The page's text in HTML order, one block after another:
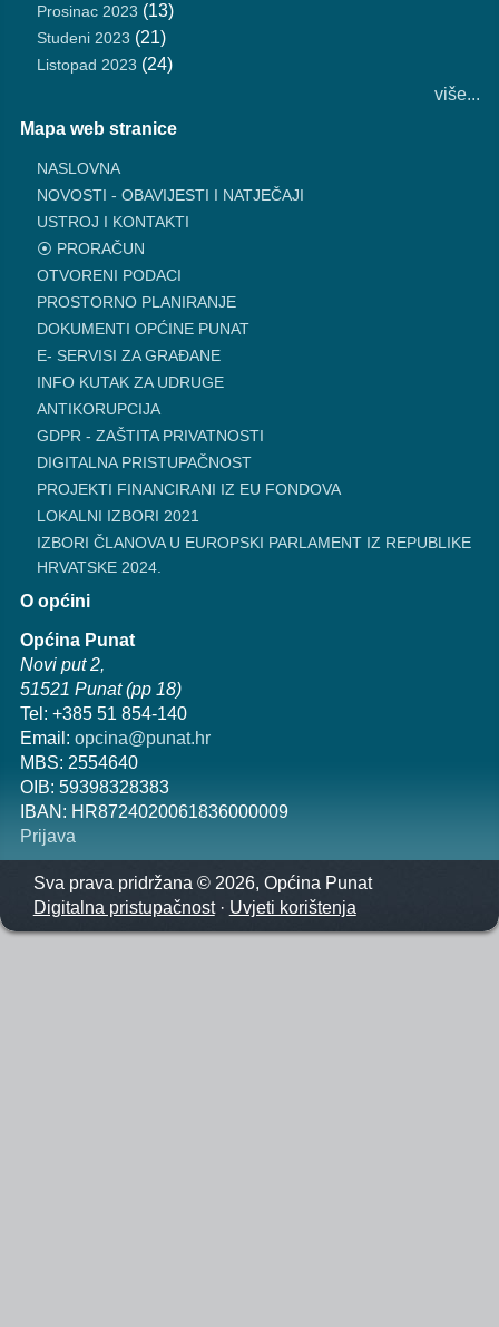
Prosinac 2023 (13)
Studeni 2023 (21)
Listopad 2023 (24)
više...
Mapa web stranice
NASLOVNA
NOVOSTI - OBAVIJESTI I NATJEČAJI
USTROJ I KONTAKTI
⦿ PRORAČUN
OTVORENI PODACI
PROSTORNO PLANIRANJE
DOKUMENTI OPĆINE PUNAT
E- SERVISI ZA GRAĐANE
INFO KUTAK ZA UDRUGE
ANTIKORUPCIJA
GDPR - ZAŠTITA PRIVATNOSTI
DIGITALNA PRISTUPAČNOST
PROJEKTI FINANCIRANI IZ EU FONDOVA
LOKALNI IZBORI 2021
IZBORI ČLANOVA U EUROPSKI PARLAMENT IZ REPUBLIKE
HRVATSKE 2024.
O općini
Općina Punat
Novi put 2,
51521 Punat (pp 18)
Tel: +385 51 854-140
Email: opcina@punat.hr
MBS: 2554640
OIB: 59398328383
IBAN: HR8724020061836000009
Prijava
Sva prava pridržana © 2026, Općina Punat
Digitalna pristupačnost· Uvjeti korištenja